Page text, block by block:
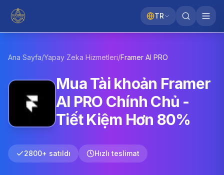
TR
Ana Sayfa/Yapay Zeka Hizmetleri/Framer AI PRO
Mua Tài khoản Framer
AI PRO Chính Chủ -
Tiết Kiệm Hơn 80%
2800+ satıldı Hızlı teslimat